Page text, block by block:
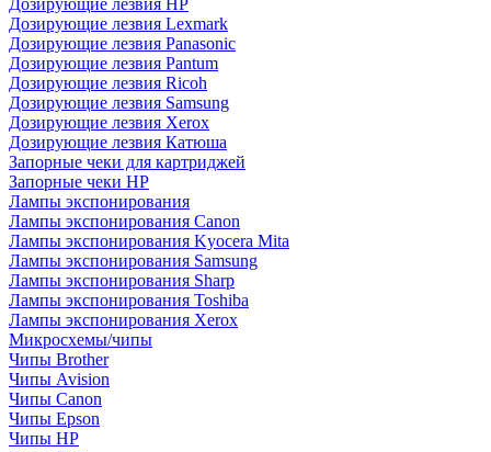
Дозирующие лезвия HP
Дозирующие лезвия Lexmark
Дозирующие лезвия Panasonic
Дозирующие лезвия Pantum
Дозирующие лезвия Ricoh
Дозирующие лезвия Samsung
Дозирующие лезвия Xerox
Дозирующие лезвия Катюша
Запорные чеки для картриджей
Запорные чеки HP
Лампы экспонирования
Лампы экспонирования Canon
Лампы экспонирования Kyocera Mita
Лампы экспонирования Samsung
Лампы экспонирования Sharp
Лампы экспонирования Toshiba
Лампы экспонирования Xerox
Микросхемы/чипы
Чипы Brother
Чипы Avision
Чипы Canon
Чипы Epson
Чипы HP